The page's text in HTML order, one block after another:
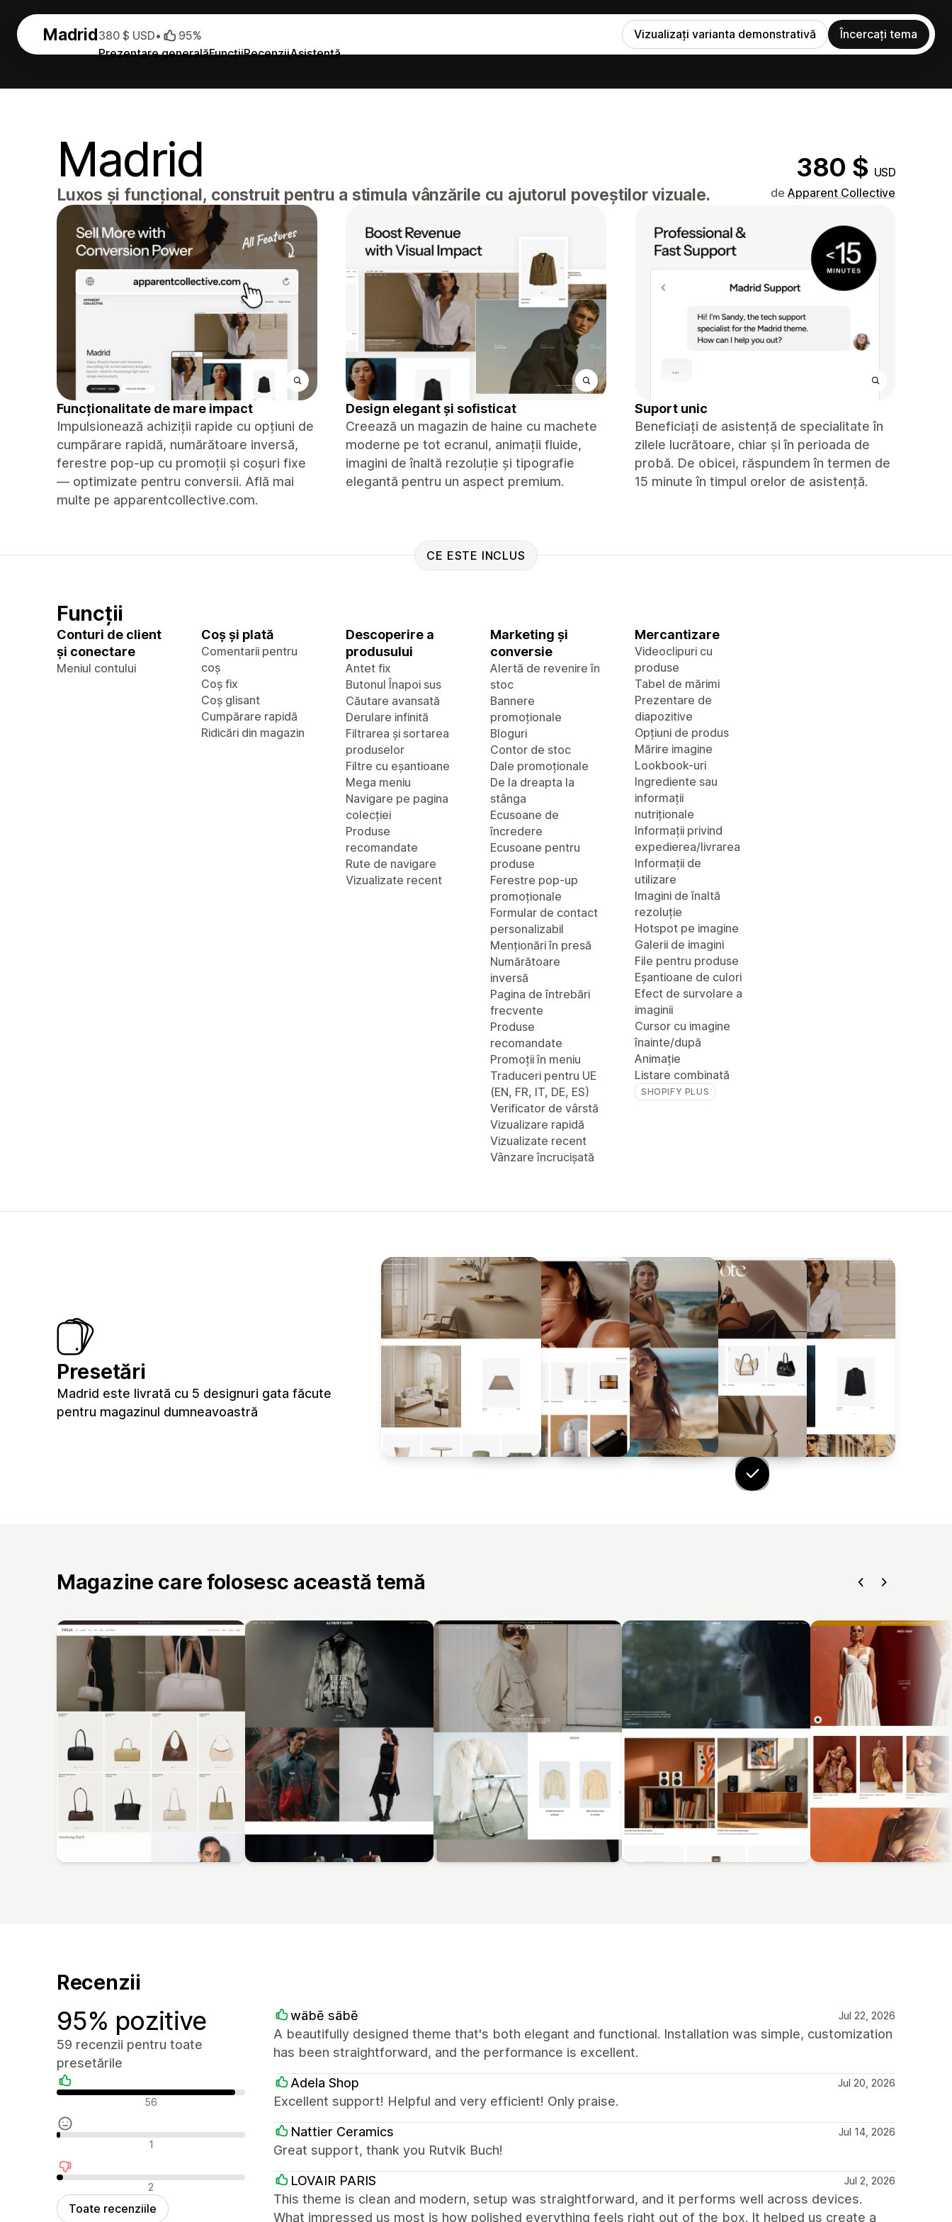
Madrid
Prezentare generalăFuncțiiRecenziiAsistență
380 $ USD• 95% Vizualizați varianta demonstrativă Încercați tema
Madrid 380 $ USD
Luxos și funcțional, construit pentru a stimula vânzările cu ajutorul poveștilor vizuale. de Apparent Collective
Funcționalitate de mare impact
Impulsionează achiziții rapide cu opțiuni de
cumpărare rapidă, numărătoare inversă,
ferestre pop-up cu promoții și coșuri fixe
— optimizate pentru conversii. Află mai
multe pe apparentcollective.com.
Design elegant și sofisticat
Creează un magazin de haine cu machete
moderne pe tot ecranul, animații fluide,
imagini de înaltă rezoluție și tipografie
elegantă pentru un aspect premium.
Suport unic
Beneficiați de asistență de specialitate în
zilele lucrătoare, chiar și în perioada de
probă. De obicei, răspundem în termen de
15 minute în timpul orelor de asistență.
CE ESTE INCLUS
Funcții
Conturi de client
și conectare
Meniul contului
Coș și plată
Comentarii pentru
coș
Coș fix
Coș glisant
Cumpărare rapidă
Ridicări din magazin
Descoperire a
produsului
Antet fix
Butonul Înapoi sus
Căutare avansată
Derulare infinită
Filtrarea și sortarea
produselor
Filtre cu eșantioane
Mega meniu
Navigare pe pagina
colecției
Produse
recomandate
Rute de navigare
Vizualizate recent
Marketing și
conversie
Alertă de revenire în
stoc
Bannere
promoționale
Bloguri
Contor de stoc
Dale promoționale
De la dreapta la
stânga
Ecusoane de
încredere
Ecusoane pentru
produse
Ferestre pop-up
promoționale
Formular de contact
personalizabil
Menționări în presă
Numărătoare
inversă
Pagina de întrebări
frecvente
Produse
recomandate
Promoții în meniu
Traduceri pentru UE
(EN, FR, IT, DE, ES)
Verificator de vârstă
Vizualizare rapidă
Vizualizate recent
Vânzare încrucișată
Mercantizare
Videoclipuri cu
produse
Tabel de mărimi
Prezentare de
diapozitive
Opțiuni de produs
Mărire imagine
Lookbook-uri
Ingrediente sau
informații
nutriționale
Informații privind
expedierea/livrarea
Informații de
utilizare
Imagini de înaltă
rezoluție
Hotspot pe imagine
Galerii de imagini
File pentru produse
Eșantioane de culori
Efect de survolare a
imaginii
Cursor cu imagine
înainte/după
Animație
Listare combinată
SHOPIFY PLUS
Presetări
Madrid este livrată cu 5 designuri gata făcute
pentru magazinul dumneavoastră
Magazine care folosesc această temă
Recenzii
95% pozitive
59 recenzii pentru toate
presetările
Recenzii pozitive56
Recenzii neutre 1
Recenzii negative2
Toate recenziile
wäbē säbē Jul 22, 2026
A beautifully designed theme that's both elegant and functional. Installation was simple, customization
has been straightforward, and the performance is excellent.
Adela Shop Jul 20, 2026
Excellent support! Helpful and very efficient! Only praise.
Nattier Ceramics Jul 14, 2026
Great support, thank you Rutvik Buch!
LOVAIR PARIS Jul 2, 2026
This theme is clean and modern, setup was straightforward, and it performs well across devices.
What impressed us most is how polished everything feels right out of the box. It helped us create a